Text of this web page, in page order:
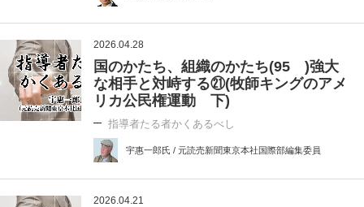
2026.04.28
国のかたち、組織のかたち(95 )強大
な相手と対峙する㉑(牧師キングのアメ
リカ公民権運動 下)
指導者たる者かくあるべし
宇惠一郎氏 / 元読売新聞東京本社国際部編集委員
2026.04.21